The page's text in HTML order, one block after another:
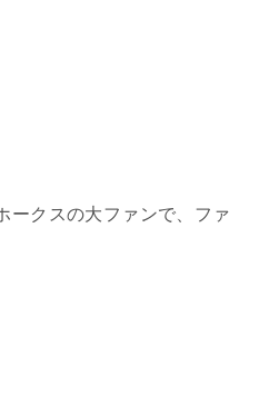
ークスの大ファンで、ファ